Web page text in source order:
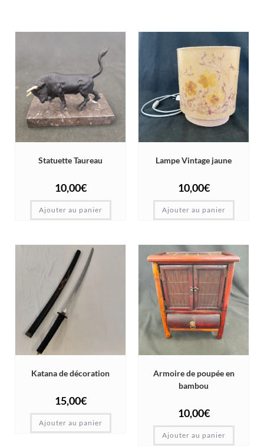
Statuette Taureau
10,00€
Ajouter au panier
Lampe Vintage jaune
10,00€
Ajouter au panier
Katana de décoration
15,00€
Ajouter au panier
Armoire de poupée en
bambou
10,00€
Ajouter au panier